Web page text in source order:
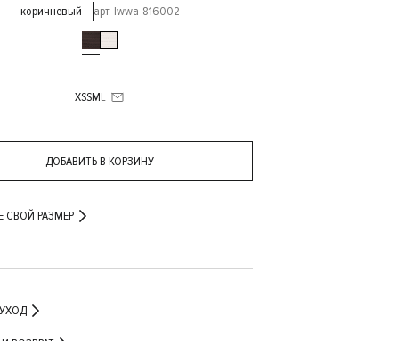
коричневый арт. lwwa-816002
XSSML
ДОБАВИТЬ В КОРЗИНУ
СВОЙ РАЗМЕР